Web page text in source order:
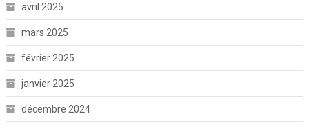
avril 2025
mars 2025
février 2025
janvier 2025
décembre 2024